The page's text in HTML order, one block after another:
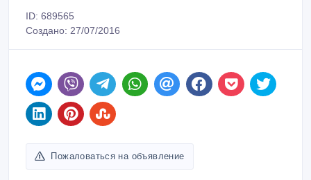
ID: 689565
Создано: 27/07/2016
Пожаловаться на объявление